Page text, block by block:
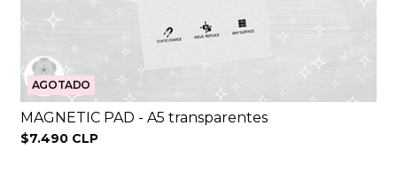
AGOTADO
MAGNETIC PAD - A5 transparentes
$7.490 CLP